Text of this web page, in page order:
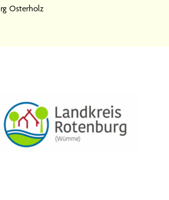
Osterholz